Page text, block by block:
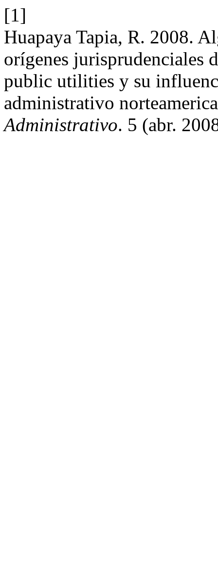
[1]
Huapaya Tapia, R. 2008.
orígenes jurisprudenciales
public utilities y su
administrativo
Administrativo. 5 (abr.